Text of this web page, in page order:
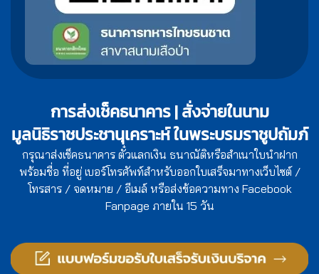
การส่งเช็คธนาคาร | สั่งจ่ายในนาม
มูลนิธิราชประชานุเคราะห์ ในพระบรมราชูปถัมภ์
กรุณาส่งเช็คธนาคาร ตั๋วแลกเงิน ธนาณัติหรือสำเนาใบนำฝาก
พร้อมชื่อ ที่อยู่ เบอร์โทรศัพท์สำหรับออกใบเสร็จมาทางเว็บไซต์ /
โทรสาร / จดหมาย / อีเมล์ หรือส่งข้อความทาง Facebook
Fanpage ภายใน 15 วัน